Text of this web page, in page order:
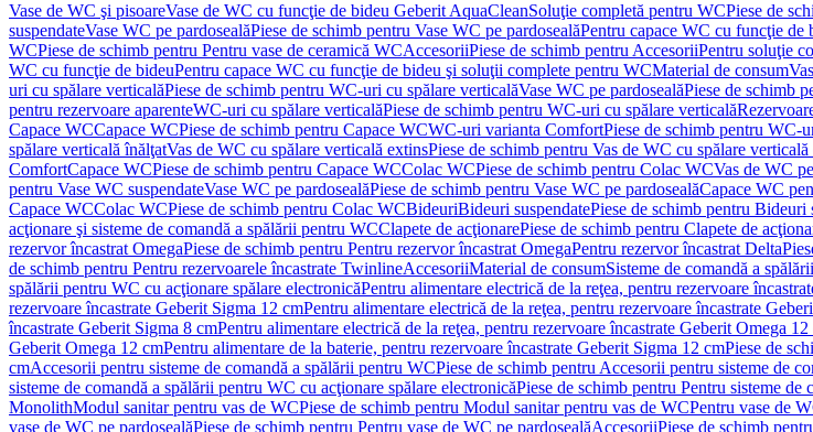
Vase de WC şi pisoareVase de WC cu funcţie de bideu Geberit AquaCleanSoluţie completă pentru WCPiese de
suspendateVase WC pe pardosealăPiese de schimb pentru Vase WC pe pardosealăPentru capace WC cu funcţie de
WCPiese de schimb pentru Pentru vase de ceramică WCAccesoriiPiese de schimb pentru AccesoriiPentru soluţie
WC cu funcţie de bideuPentru capace WC cu funcţie de bideu şi soluţii complete pentru WCMaterial de consum
uri cu spălare verticalăPiese de schimb pentru WC-uri cu spălare verticalăVase WC pe pardosealăPiese de schimb
pentru rezervoare aparenteWC-uri cu spălare verticalăPiese de schimb pentru WC-uri cu spălare verticală
Capace WCCapace WCPiese de schimb pentru Capace WCWC-uri varianta ComfortPiese de schimb pentru WC-
spălare verticală înălţatVas de WC cu spălare verticală extinsPiese de schimb pentru Vas de WC cu spălare verticală
ComfortCapace WCPiese de schimb pentru Capace WCColac WCPiese de schimb pentru Colac WCVas de WC
pentru Vase WC suspendateVase WC pe pardosealăPiese de schimb pentru Vase WC pe pardosealăCapace WC
Capace WCColac WCPiese de schimb pentru Colac WCBideuriBideuri suspendatePiese de schimb pentru Bideuri
acţionare şi sisteme de comandă a spălării pentru WCClapete de acţionarePiese de schimb pentru Clapete de
rezervor încastrat OmegaPiese de schimb pentru Pentru rezervor încastrat OmegaPentru rezervor încastrat Delta
de schimb pentru Pentru rezervoarele încastrate TwinlineAccesoriiMaterial de consumSisteme de comandă a
spălării pentru WC cu acţionare spălare electronicăPentru alimentare electrică de la reţea, pentru rezervoare
rezervoare încastrate Geberit Sigma 12 cmPentru alimentare electrică de la reţea, pentru rezervoare încastrate
încastrate Geberit Sigma 8 cmPentru alimentare electrică de la reţea, pentru rezervoare încastrate Geberit Omega 12
Geberit Omega 12 cmPentru alimentare de la baterie, pentru rezervoare încastrate Geberit Sigma 12 cmPiese de
cmAccesorii pentru sisteme de comandă a spălării pentru WCPiese de schimb pentru Accesorii pentru sisteme de
sisteme de comandă a spălării pentru WC cu acţionare spălare electronicăPiese de schimb pentru Pentru sisteme
MonolithModul sanitar pentru vas de WCPiese de schimb pentru Modul sanitar pentru vas de WCPentru vase de
vase de WC pe pardosealăPiese de schimb pentru Pentru vase de WC pe pardosealăAccesoriiPiese de schimb